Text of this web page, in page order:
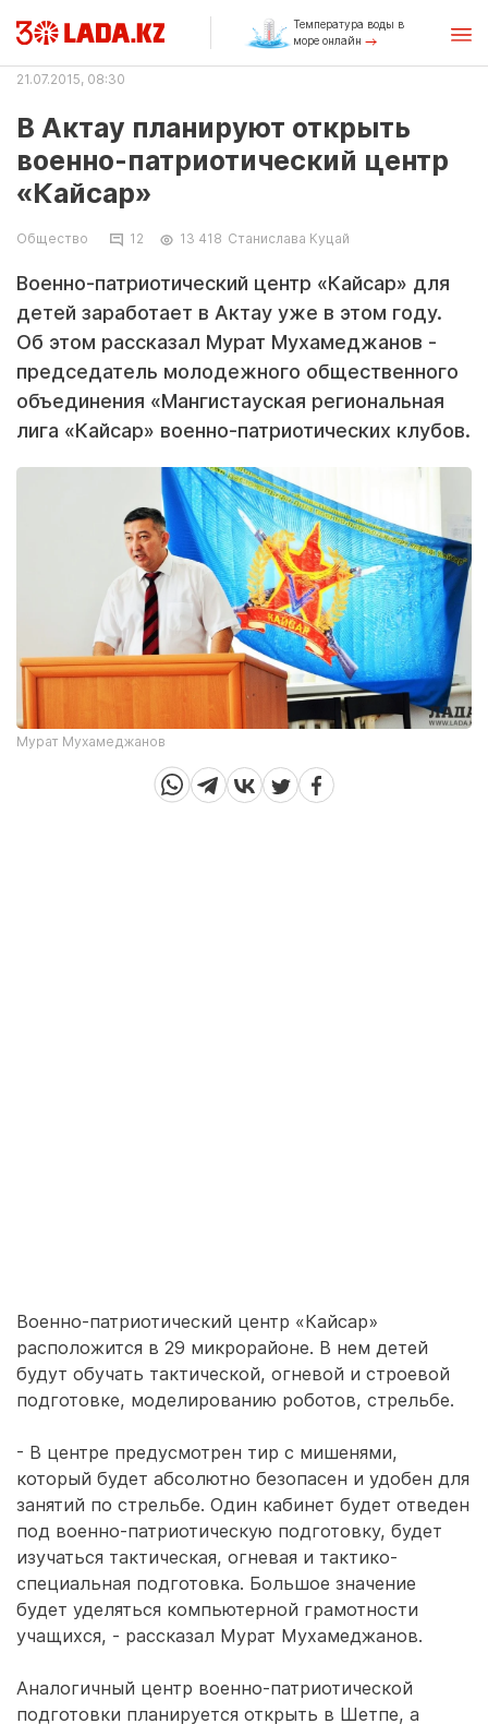
Температура воды в
море онлайн
21.07.2015, 08:30
В Актау планируют открыть
военно-патриотический центр
«Кайсар»
Общество 12 13 418 Станислава Куцай
Военно-патриотический центр «Кайсар» для
детей заработает в Актау уже в этом году.
Об этом рассказал Мурат Мухамеджанов -
председатель молодежного общественного
объединения «Мангистауская региональная
лига «Кайсар» военно-патриотических клубов.
Мурат Мухамеджанов
Военно-патриотический центр «Кайсар»
расположится в 29 микрорайоне. В нем детей
будут обучать тактической, огневой и строевой
подготовке, моделированию роботов, стрельбе.
- В центре предусмотрен тир с мишенями,
который будет абсолютно безопасен и удобен для
занятий по стрельбе. Один кабинет будет отведен
под военно-патриотическую подготовку, будет
изучаться тактическая, огневая и тактико-
специальная подготовка. Большое значение
будет уделяться компьютерной грамотности
учащихся, - рассказал Мурат Мухамеджанов.
Аналогичный центр военно-патриотической
подготовки планируется открыть в Шетпе, а